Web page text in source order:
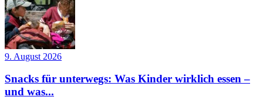
9. August 2026
Snacks für unterwegs: Was Kinder wirklich essen –
und was...